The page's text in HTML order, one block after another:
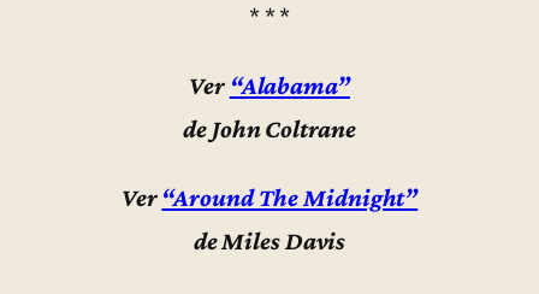
* * *
Ver “Alabama”
de John Coltrane
Ver “Around The Midnight”
de Miles Davis